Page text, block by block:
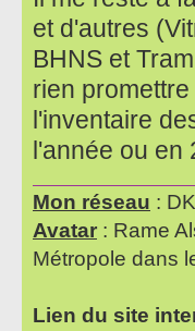
et d'autres
BHNS et
rien
l'inventaire
l'année ou
Mon réseau :
Avatar : Rame
Métropole dans
Lien du site